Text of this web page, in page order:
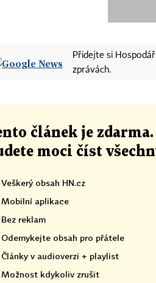
Přidejte si
zprávách.
článek je
moci číst
Veškerý obsah HN.cz
Mobilní aplikace
Bez reklam
Odemykejte obsah pro přátele
Články v audioverzi + playlist
Možnost kdykoliv zrušit